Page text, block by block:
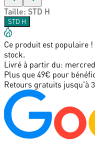
Taille: STD H
STD H
Ce produit est populaire
stock.
Livré à partir du:
Plus que 49€ pour
Retours gratuits jusqu'à